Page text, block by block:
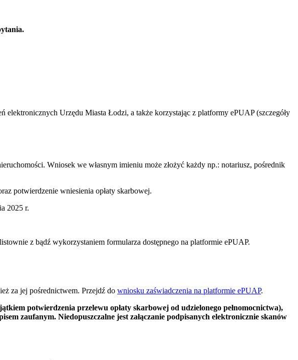
elektronicznych Urzędu Miasta Łodzi, a także korzystając z platformy ePUAP (szczegóły
Wniosek we własnym imieniu może złożyć każdy np.: notariusz, pośrednik
potwierdzenie wniesienia opłaty skarbowej.
2025 r.
z bądź wykorzystaniem formularza dostępnego na platformie ePUAP.
za jej pośrednictwem. Przejdź do wniosku zaświadczenia na platformie ePUAP.
potwierdzenia przelewu opłaty skarbowej od udzielonego pełnomocnictwa),
zaufanym. Niedopuszczalne jest załączanie podpisanych elektronicznie skanów